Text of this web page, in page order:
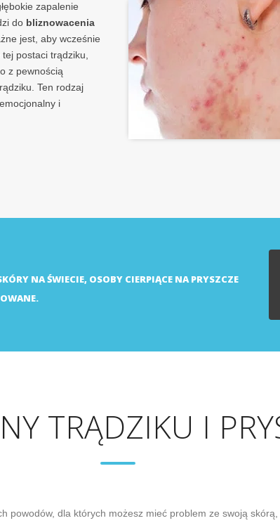
zapalenie
do bliznowacenia
jest, aby wcześnie
postaci trądziku,
z pewnością
Ten rodzaj
i
NA ŚWIECIE, OSOBY CIERPIĄCE NA PRYSZCZE
TRĄDZIKU I
powodów, dla których możesz mieć problem ze swoją